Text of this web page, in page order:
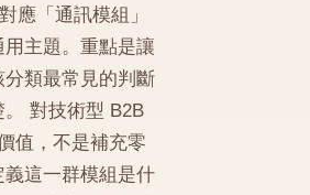
應「通訊模組」
主題。重點是讓
類最常見的判斷
對技術型 B2B
值，不是補充零
這一群模組是什